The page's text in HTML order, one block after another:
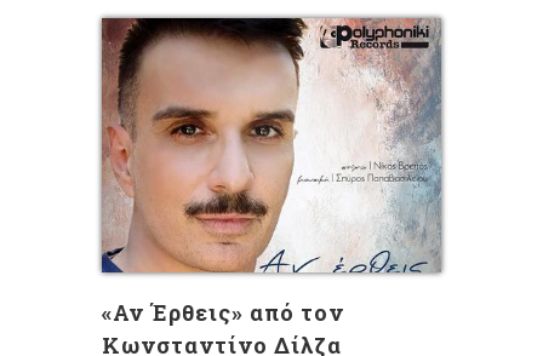
«Αν Έρθεις» από τον
Κωνσταντίνο Δίλζα